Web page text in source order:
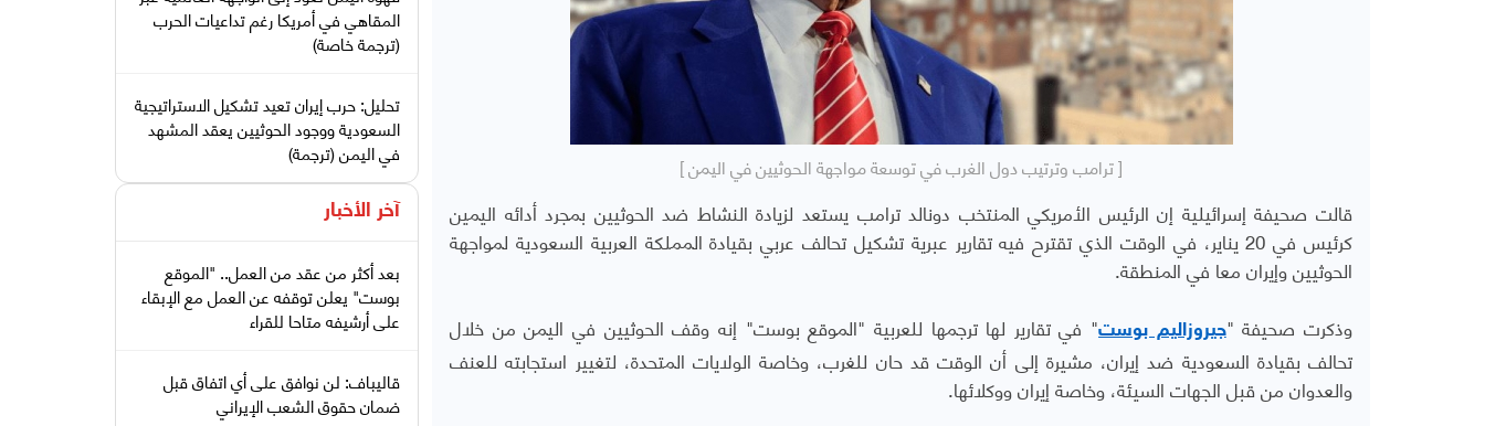
[ ترامب وترتيب دول الغرب في توسعة مواجهة الحوثيين في اليمن ]
قالت صحيفة إسرائيلية إن الرئيس الأمريكي المنتخب دونالد ترامب يستعد لزيادة النشاط ضد الحوثيين بمجرد أدائه اليمين
كرئيس في 20 يناير، في الوقت الذي تقترح فيه تقارير عبرية تشكيل تحالف عربي بقيادة المملكة العربية السعودية لمواجهة
الحوثيين وإيران معا في المنطقة.
وذكرت صحيفة "جيروزاليم بوست" في تقارير لها ترجمها للعربية "الموقع بوست" إنه وقف الحوثيين في اليمن من خلال
تحالف بقيادة السعودية ضد إيران، مشيرة إلى أن الوقت قد حان للغرب، وخاصة الولايات المتحدة، لتغيير استجابته للعنف
والعدوان من قبل الجهات السيئة، وخاصة إيران ووكلائها.
المقاهي في أمريكا رغم تداعيات الحرب
(ترجمة خاصة)
تحليل: حرب إيران تعيد تشكيل الاستراتيجية
السعودية ووجود الحوثيين يعقد المشهد
في اليمن (ترجمة)
آخر الأخبار
بعد أكثر من عقد من العمل.. "الموقع
بوست" يعلن توقفه عن العمل مع الإبقاء
على أرشيفه متاحا للقراء
قاليباف: لن نوافق على أي اتفاق قبل
ضمان حقوق الشعب الإيراني